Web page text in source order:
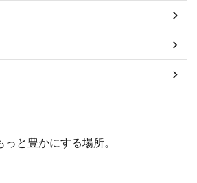
と豊かにする場所。